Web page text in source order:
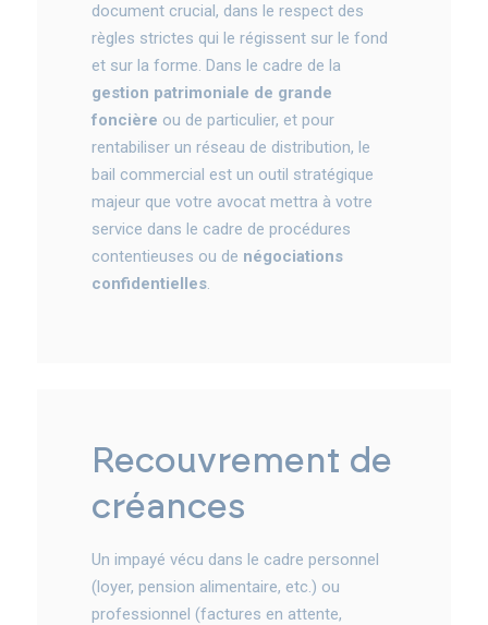
document crucial, dans le respect des
règles strictes qui le régissent sur le fond
et sur la forme. Dans le cadre de la
gestion patrimoniale de grande
foncière ou de particulier, et pour
rentabiliser un réseau de distribution, le
bail commercial est un outil stratégique
majeur que votre avocat mettra à votre
service dans le cadre de procédures
contentieuses ou de négociations
confidentielles.
recouvrement de
créances
Un impayé vécu dans le cadre personnel
(loyer, pension alimentaire, etc.) ou
professionnel (factures en attente,